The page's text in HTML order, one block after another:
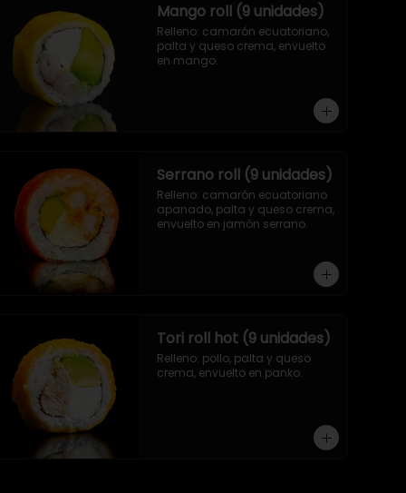
Mango roll (9 unidades)
Relleno: camarón ecuatoriano,
palta y queso crema, envuelto
en mango.
Serrano roll (9 unidades)
Relleno: camarón ecuatoriano
apanado, palta y queso crema,
envuelto en jamón serrano.
Tori roll hot (9 unidades)
Relleno: pollo, palta y queso
crema, envuelto en panko.